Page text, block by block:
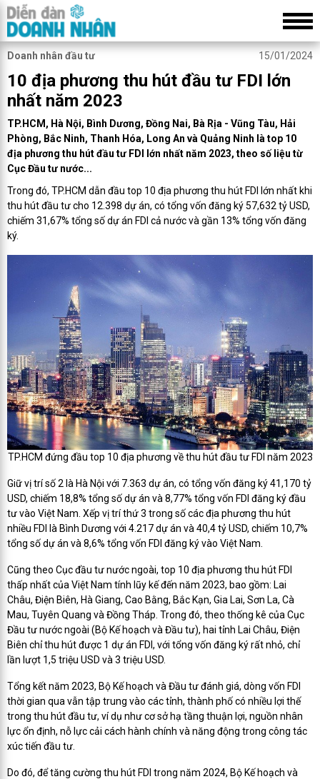
Doanh nhân đầu tư 15/01/2024
10 địa phương thu hút đầu tư FDI lớn
nhất năm 2023
TP.HCM, Hà Nội, Bình Dương, Đồng Nai, Bà Rịa - Vũng Tàu, Hải
Phòng, Bắc Ninh, Thanh Hóa, Long An và Quảng Ninh là top 10
địa phương thu hút đầu tư FDI lớn nhất năm 2023, theo số liệu từ
Cục Đầu tư nước...
Trong đó, TP.HCM dẫn đầu top 10 địa phương thu hút FDI lớn nhất khi
thu hút đầu tư cho 12.398 dự án, có tổng vốn đăng ký 57,632 tỷ USD,
chiếm 31,67% tổng số dự án FDI cả nước và gần 13% tổng vốn đăng
ký.
TP.HCM đứng đầu top 10 địa phương về thu hút đầu tư FDI năm 2023
Giữ vị trí số 2 là Hà Nội với 7.363 dự án, có tổng vốn đăng ký 41,170 tỷ
USD, chiếm 18,8% tổng số dự án và 8,77% tổng vốn FDI đăng ký đầu
tư vào Việt Nam. Xếp vị trí thứ 3 trong số các địa phương thu hút
nhiều FDI là Bình Dương với 4.217 dự án và 40,4 tỷ USD, chiếm 10,7%
tổng số dự án và 8,6% tổng vốn FDI đăng ký vào Việt Nam.
Cũng theo Cục đầu tư nước ngoài, top 10 địa phương thu hút FDI
thấp nhất của Việt Nam tính lũy kế đến năm 2023, bao gồm: Lai
Châu, Điện Biên, Hà Giang, Cao Bằng, Bắc Kạn, Gia Lai, Sơn La, Cà
Mau, Tuyên Quang và Đồng Tháp. Trong đó, theo thống kê của Cục
Đầu tư nước ngoài (Bộ Kế hoạch và Đầu tư), hai tỉnh Lai Châu, Điện
Biên chỉ thu hút được 1 dự án FDI, với tổng vốn đăng ký rất nhỏ, chỉ
lần lượt 1,5 triệu USD và 3 triệu USD.
Tổng kết năm 2023, Bộ Kế hoạch và Đầu tư đánh giá, dòng vốn FDI
thời gian qua vẫn tập trung vào các tỉnh, thành phố có nhiều lợi thế
trong thu hút đầu tư, ví dụ như cơ sở hạ tầng thuận lợi, nguồn nhân
lực ổn định, nỗ lực cải cách hành chính và năng động trong công tác
xúc tiến đầu tư.
Do đó, để tăng cường thu hút FDI trong năm 2024, Bộ Kế hoạch và